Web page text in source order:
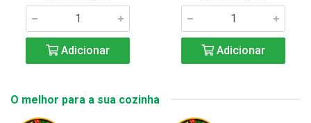
Adicionar Adicionar
O melhor para a sua cozinha